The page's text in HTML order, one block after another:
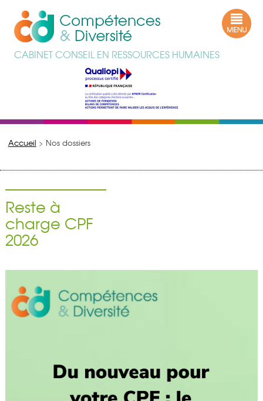
CABINET CONSEIL EN RESSOURCES HUMAINES
Accueil > Nos dossiers
Reste à
charge CPF
2026